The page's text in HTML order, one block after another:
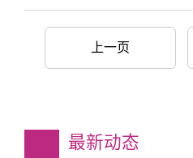
上一页
最新动态